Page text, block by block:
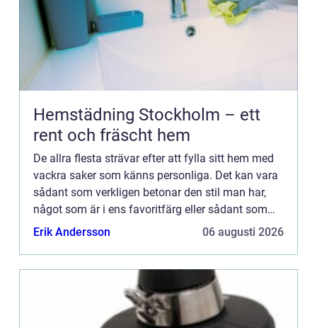
Hemstädning Stockholm – ett
rent och fräscht hem
De allra flesta strävar efter att fylla sitt hem med
vackra saker som känns personliga. Det kan vara
sådant som verkligen betonar den stil man har,
något som är i ens favoritfärg eller sådant som
helt enkelt bara passar in. Något som är både
Erik Andersson 06 augusti 2026